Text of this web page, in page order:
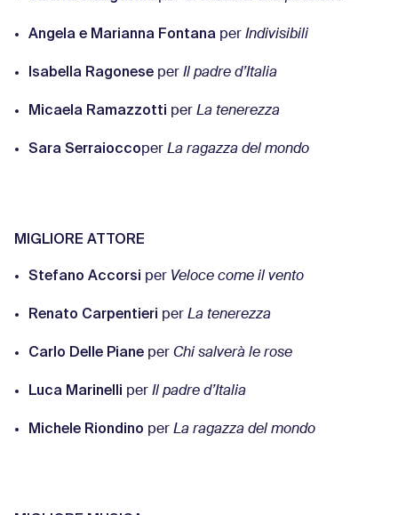
Angela e Marianna Fontana per Indivisibili
Isabella Ragonese per Il padre d’Italia
Micaela Ramazzotti per La tenerezza
Sara Serraioccoper La ragazza del mondo
MIGLIORE ATTORE
Stefano Accorsi per Veloce come il vento
Renato Carpentieri per La tenerezza
Carlo Delle Piane per Chi salverà le rose
Luca Marinelli per Il padre d’Italia
Michele Riondino per La ragazza del mondo